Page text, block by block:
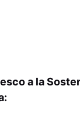
a la